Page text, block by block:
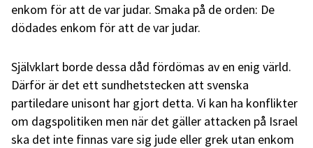
enkom för att de var judar. Smaka på de orden: De
dödades enkom för att de var judar.
Självklart borde dessa dåd fördömas av en enig värld.
Därför är det ett sundhetstecken att svenska
partiledare unisont har gjort detta. Vi kan ha konflikter
om dagspolitiken men när det gäller attacken på Israel
ska det inte finnas vare sig jude eller grek utan enkom